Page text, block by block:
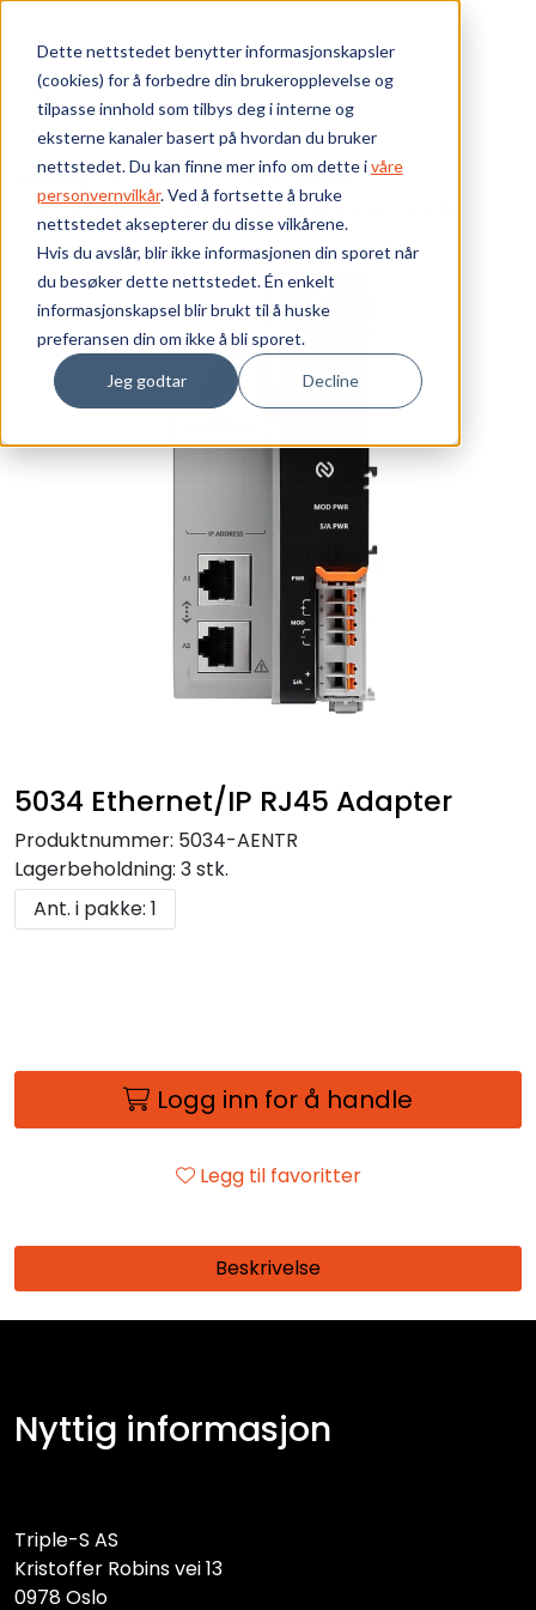
Dette nettstedet benytter informasjonskapsler
(cookies) for å forbedre din brukeropplevelse og
tilpasse innhold som tilbys deg i interne og
eksterne kanaler basert på hvordan du bruker
nettstedet. Du kan finne mer info om dette ivåre
personvernvilkår. Ved å fortsette å bruke
nettstedet aksepterer du disse vilkårene.
Hvis du avslår, blir ikke informasjonen din sporet når
du besøker dette nettstedet. Én enkelt
informasjonskapsel blir brukt til å huske
preferansen din om ikke å bli sporet.
Jeg godtar Decline
Skip to main content
Webshop I/O systemer
5034 PointMax
5034 PointMax - kort
5034 Ethernet/IP RJ45 Adapter
5034 Ethernet/IP RJ45 Adapter
Produktnummer: 5034-AENTR
Lagerbeholdning: 3 stk.
Ant. i pakke: 1
Logg inn for å handle
Legg til favoritter
Beskrivelse
Nyttig informasjon
Triple-S AS
Kristoffer Robins vei 13
0978 Oslo
Bærekraft
Vi tilbyr
Ressurser
Om oss